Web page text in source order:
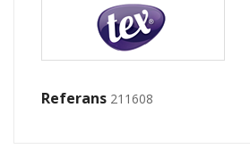
Referans 211608